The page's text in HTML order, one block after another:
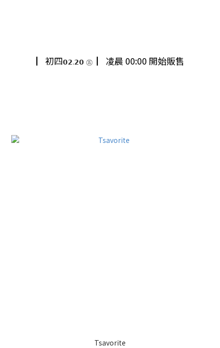
▏初四𝟬𝟮.𝟮𝟬 ㊄▏凌晨 00:00 開始販售
Tsavorite